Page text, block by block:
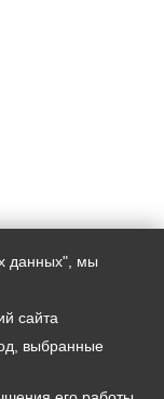
данных", мы
сайта
выбранные